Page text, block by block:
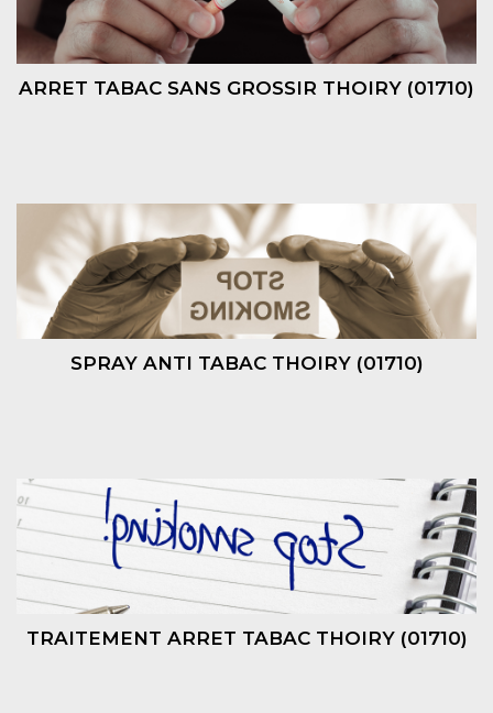
ARRET TABAC SANS GROSSIR THOIRY (01710)
SPRAY ANTI TABAC THOIRY (01710)
TRAITEMENT ARRET TABAC THOIRY (01710)